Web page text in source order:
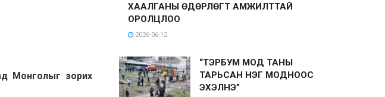
Монголыг зорих
ХААЛГАНЫ ӨДӨРЛӨГТ АМЖИЛТТАЙ
ОРОЛЦЛОО
2026-06-12
“ТЭРБУМ МОД ТАНЫ
ТАРЬСАН НЭГ МОДНООС
ЭХЭЛНЭ”